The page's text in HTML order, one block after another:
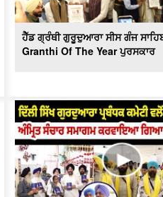
ਹੈੱਡ ਗ੍ਰੰਥੀ ਗੁਰੂਦੁਆਰਾ ਸੀਸ ਗੰਜ
Granthi Of The Year ਪੁਰਸਕਾਰ